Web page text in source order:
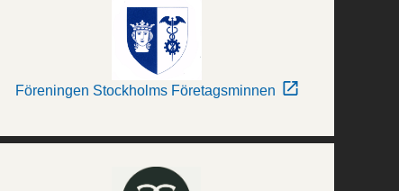
Föreningen Stockholms Företagsminnen